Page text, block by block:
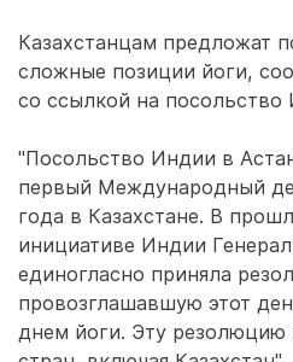
Казахстанцам предложат
сложные позиции йоги,
со ссылкой на посольство
"Посольство Индии в
первый Международный
года в Казахстане. В
инициативе Индии
единогласно приняла
провозглашавшую этот
днем йоги. Эту резолюцию